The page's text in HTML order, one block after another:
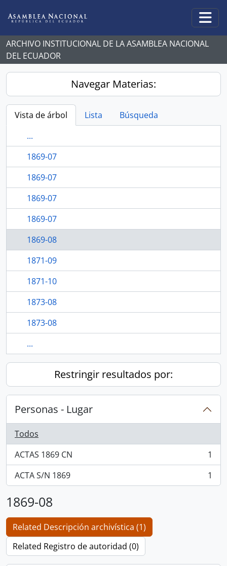
ARCHIVO INSTITUCIONAL DE LA ASAMBLEA NACIONAL
DEL ECUADOR
Navegar Materias:
Vista de árbol Lista
Búsqueda
...
1869-07
1869-07
1869-07
1869-07
1869-08
1871-09
1871-10
1873-08
1873-08
...
Restringir resultados por:
Personas - Lugar
Todos
ACTAS 1869 CN
, 1 resultados
1
ACTA S/N 1869
, 1 resultados 1
1869-08
Related Descripción archivística (1)
Related Registro de autoridad (0)